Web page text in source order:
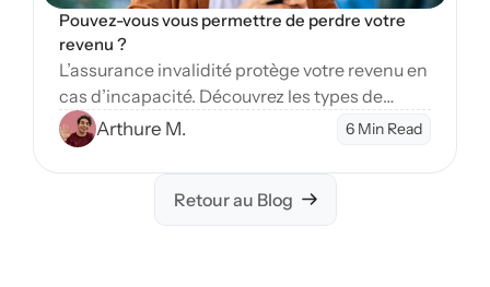
Pouvez-vous vous permettre de perdre votre
revenu ?
L’assurance invalidité protège votre revenu en
cas d’incapacité. Découvrez les types de
couverture et étapes pour sécuriser votre
avenir financier.
Arthure M. 6 Min Read
Retour au Blog